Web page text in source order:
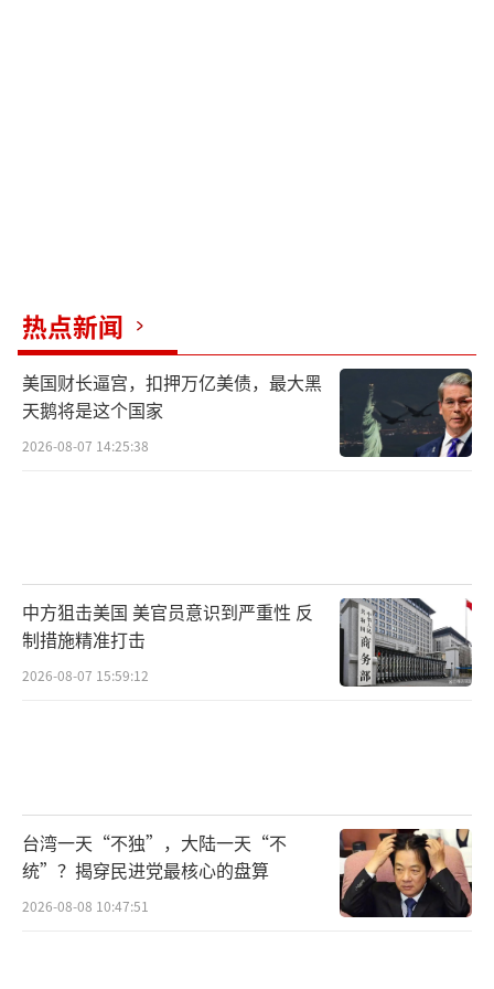
热点新闻
美国财长逼宫，扣押万亿美债，最大黑
天鹅将是这个国家
2026-08-07 14:25:38
中方狙击美国 美官员意识到严重性 反
制措施精准打击
2026-08-07 15:59:12
台湾一天“不独”，大陆一天“不
统”？揭穿民进党最核心的盘算
2026-08-08 10:47:51